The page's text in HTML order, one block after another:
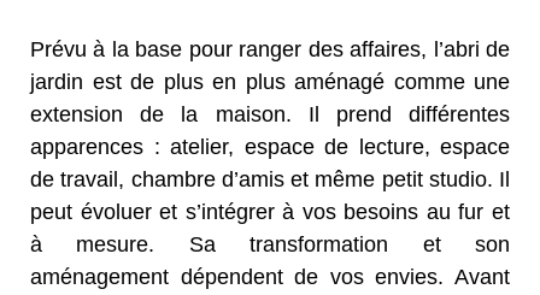
Prévu à la base pour ranger des affaires, l’abri de
jardin est de plus en plus aménagé comme une
extension de la maison. Il prend différentes
apparences : atelier, espace de lecture, espace
de travail, chambre d’amis et même petit studio. Il
peut évoluer et s’intégrer à vos besoins au fur et
à mesure. Sa transformation et son
aménagement dépendent de vos envies. Avant